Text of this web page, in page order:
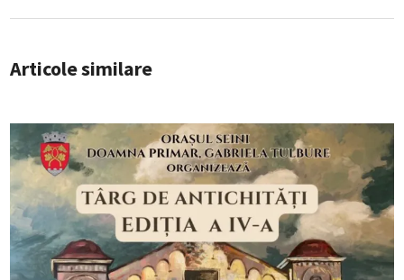
Articole similare